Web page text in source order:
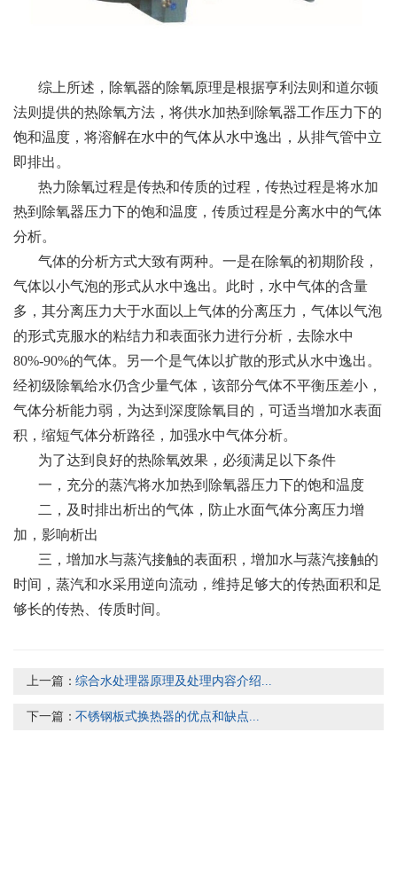
综上所述，除氧器的除氧原理是根据亨利法则和道尔顿
法则提供的热除氧方法，将供水加热到除氧器工作压力下的
饱和温度，将溶解在水中的气体从水中逸出，从排气管中立
即排出。
热力除氧过程是传热和传质的过程，传热过程是将水加
热到除氧器压力下的饱和温度，传质过程是分离水中的气体
分析。
气体的分析方式大致有两种。一是在除氧的初期阶段，
气体以小气泡的形式从水中逸出。此时，水中气体的含量
多，其分离压力大于水面以上气体的分离压力，气体以气泡
的形式克服水的粘结力和表面张力进行分析，去除水中
80%-90%的气体。另一个是气体以扩散的形式从水中逸出。
经初级除氧给水仍含少量气体，该部分气体不平衡压差小，
气体分析能力弱，为达到深度除氧目的，可适当增加水表面
积，缩短气体分析路径，加强水中气体分析。
为了达到良好的热除氧效果，必须满足以下条件
一，充分的蒸汽将水加热到除氧器压力下的饱和温度
二，及时排出析出的气体，防止水面气体分离压力增
加，影响析出
三，增加水与蒸汽接触的表面积，增加水与蒸汽接触的
时间，蒸汽和水采用逆向流动，维持足够大的传热面积和足
够长的传热、传质时间。
上一篇：综合水处理器原理及处理内容介绍...
下一篇：不锈钢板式换热器的优点和缺点...